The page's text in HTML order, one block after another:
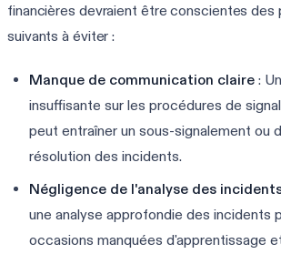
financières devraient être conscientes des
suivants à éviter :
Manque de communication claire :
insuffisante sur les procédures de
peut entraîner un sous-signalement ou
résolution des incidents.
Négligence de l'analyse des
une analyse approfondie des incidents
occasions manquées d'apprentissage